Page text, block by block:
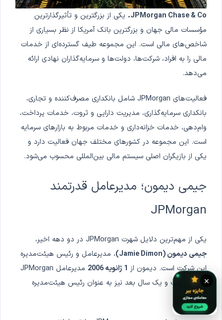
JPMorgan Chase & Co. یکی از بزرگترین و تأثیرگذارترین
مؤسسات مالی جهان و بزرگترین بانک آمریکا از نظر بسیاری از
شاخص‌های مالی است. این مجموعه طیف گسترده‌ای از خدمات
مالی را به افراد، شرکت‌ها، دولت‌ها و سرمایه‌گذاران نهادی ارائه
می‌دهد.
فعالیت‌های JPMorgan شامل بانکداری مصرف‌کننده و تجاری،
بانکداری سرمایه‌گذاری، مدیریت دارایی و ثروت، خدمات پرداخت،
وام‌دهی، خدمات خزانه‌داری و خدمات مربوط به بازارهای سرمایه
است. این مجموعه در کشورهای مختلف جهان فعالیت دارد و
یکی از بازیگران اصلی سیستم مالی بین‌المللی محسوب می‌شود.
جیمی دیمون؛ مدیرعامل قدرتمند
JPMorgan
یکی از مهم‌ترین دلایل شهرت JPMorgan در دو دهه اخیر،
جیمی دیمون (Jamie Dimon)
، مدیرعامل و رئیس هیئت‌مدیره
این شرکت است. دیمون از 1 ژانویه 2006
مدیرعامل JPMorgan
Chase است و یک سال بعد نیز به عنوان رئیس هیئت‌مدیره
انتخاب شد.
×